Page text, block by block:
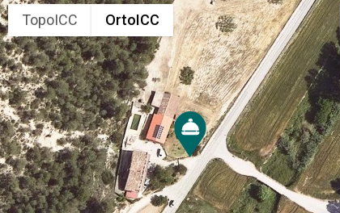
TopoICC OrtoICC